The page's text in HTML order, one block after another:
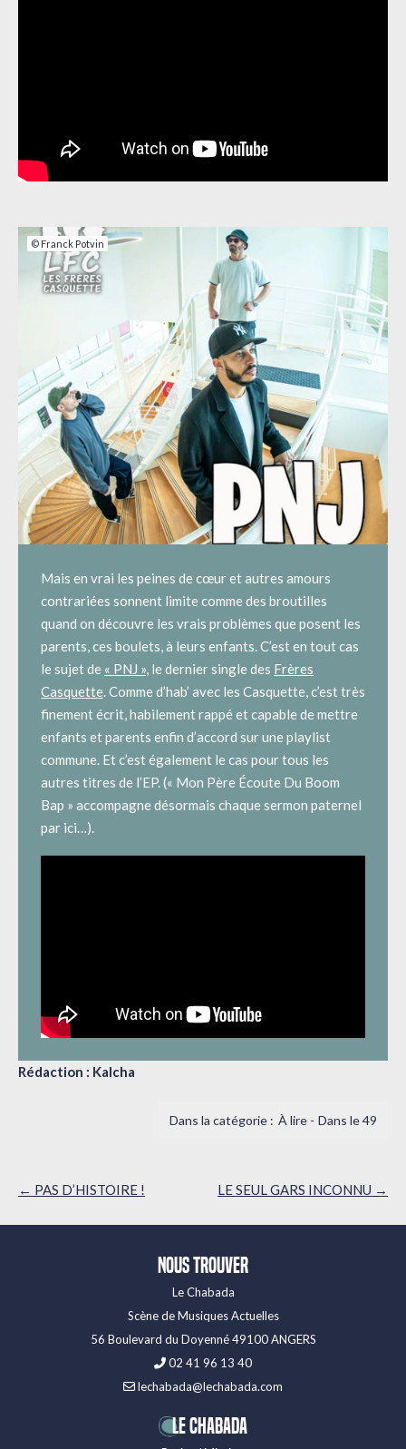
© Franck Potvin
Mais en vrai les peines de cœur et autres amours
contrariées sonnent limite comme des broutilles
quand on découvre les vrais problèmes que posent les
parents, ces boulets, à leurs enfants. C’est en tout cas
le sujet de « PNJ », le dernier single des Frères
Casquette. Comme d’hab’ avec les Casquette, c’est très
finement écrit, habilement rappé et capable de mettre
enfants et parents enfin d’accord sur une playlist
commune. Et c’est également le cas pour tous les
autres titres de l’EP. (« Mon Père Écoute Du Boom
Bap » accompagne désormais chaque sermon paternel
par ici…).
Rédaction : Kalcha
À lire Dans le 49
Navigation
articles
← PAS D’HISTOIRE ! LE SEUL GARS INCONNU →
Nous trouver
Le Chabada
Scène de Musiques Actuelles
56 Boulevard du Doyenné 49100 ANGERS
02 41 96 13 40
lechabada@lechabada.com
LE CHABADA